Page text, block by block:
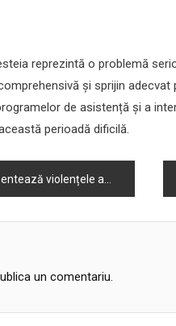
reprezintă o problemă
și sprijin
de asistență și a
perioadă dificilă.
armate în Ramallah
un comentariu.